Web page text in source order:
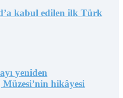
kabul edilen ilk Türk
yeniden
hikâyesi